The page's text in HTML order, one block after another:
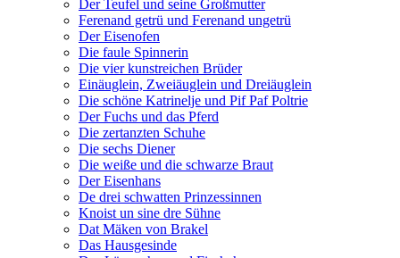
Der Teufel und seine Großmutter
Ferenand getrü und Ferenand ungetrü
Der Eisenofen
Die faule Spinnerin
Die vier kunstreichen Brüder
Einäuglein, Zweiäuglein und Dreiäuglein
Die schöne Katrinelje und Pif Paf Poltrie
Der Fuchs und das Pferd
Die zertanzten Schuhe
Die sechs Diener
Die weiße und die schwarze Braut
Der Eisenhans
De drei schwatten Prinzessinnen
Knoist un sine dre Sühne
Dat Mäken von Brakel
Das Hausgesinde